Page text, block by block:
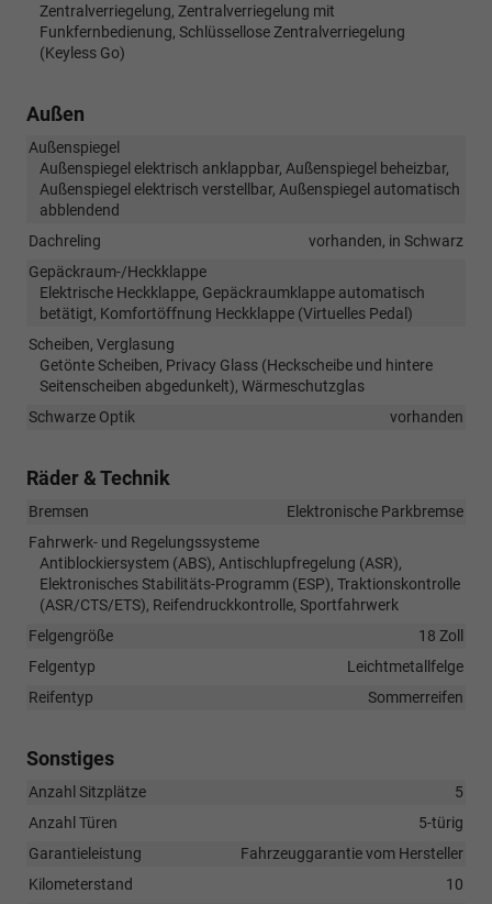
Zentralverriegelung, Zentralverriegelung mit
Funkfernbedienung, Schlüssellose Zentralverriegelung
(Keyless Go)
Außen
Außenspiegel
Außenspiegel elektrisch anklappbar, Außenspiegel beheizbar,
Außenspiegel elektrisch verstellbar, Außenspiegel automatisch
abblendend
Dachreling
vorhanden, in Schwarz
Gepäckraum-/Heckklappe
Elektrische Heckklappe, Gepäckraumklappe automatisch
betätigt, Komfortöffnung Heckklappe (Virtuelles Pedal)
Scheiben, Verglasung
Getönte Scheiben, Privacy Glass (Heckscheibe und hintere
Seitenscheiben abgedunkelt), Wärmeschutzglas
Schwarze Optik
vorhanden
Räder & Technik
Bremsen
Elektronische Parkbremse
Fahrwerk- und Regelungssysteme
Antiblockiersystem (ABS), Antischlupfregelung (ASR),
Elektronisches Stabilitäts-Programm (ESP), Traktionskontrolle
(ASR/CTS/ETS), Reifendruckkontrolle, Sportfahrwerk
Felgengröße
18 Zoll
Felgentyp
Leichtmetallfelge
Reifentyp
Sommerreifen
Sonstiges
Anzahl Sitzplätze
5
Anzahl Türen
5-türig
Garantieleistung
Fahrzeuggarantie vom Hersteller
Kilometerstand
10